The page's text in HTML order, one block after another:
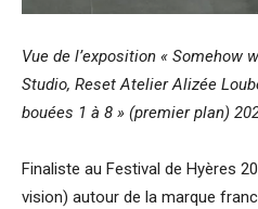
Vue de l’exposition « Somehow
Studio, Reset Atelier Alizée
bouées 1 à 8 » (premier plan)
Finaliste au Festival de Hyères
vision) autour de la marque